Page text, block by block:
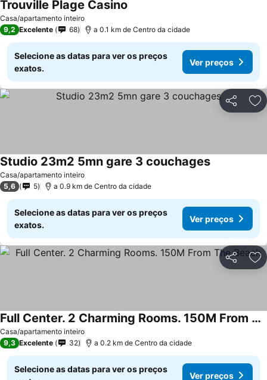
Casa/apartamento inteiro
Trouville Plage Casino
9,2 Excelente 68 a 0.1 km de Centro da cidade
Selecione as datas para ver os preços
exatos.
Ver preços
Partilhar
Casa/apartamento inteiro
Studio 23m2 5mn gare 3 couchages
5,6 5 a 0.9 km de Centro da cidade
Selecione as datas para ver os preços
exatos.
Ver preços
Partilhar
Casa/apartamento inteiro
Full Center. 2 Charming Rooms. 150M From The Beach
9,3 Excelente 32 a 0.2 km de Centro da cidade
Selecione as datas para ver os preços
Ver preços